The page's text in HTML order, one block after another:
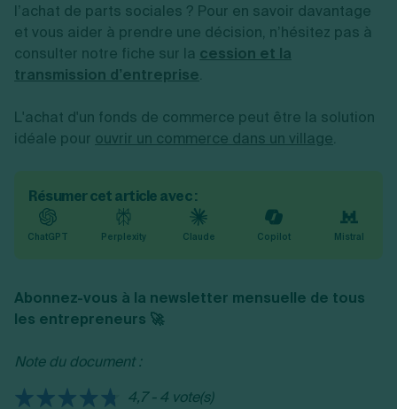
l’achat de parts sociales ? Pour en savoir davantage
et vous aider à prendre une décision, n’hésitez pas à
consulter notre fiche sur la cession et la
transmission d’entreprise.
L'achat d'un fonds de commerce peut être la solution
idéale pour ouvrir un commerce dans un village.
Résumer cet article avec :
ChatGPT Perplexity Claude Copilot Mistral
Abonnez-vous à la newsletter mensuelle de tous
les entrepreneurs 🚀
Note du document :
4,7 - 4 vote(s)